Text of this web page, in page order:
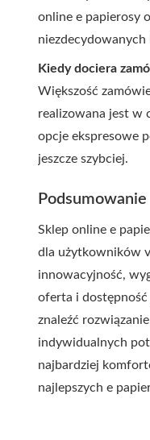
online e papierosy
Kiedy dociera
Większość
realizowana jest w
opcje ekspresowe
jeszcze szybciej.
Podsumowanie
Sklep online e
dla użytkowników
innowacyjność,
oferta i dostępność
znaleźć
indywidualnych
najbardziej
najlepszych e